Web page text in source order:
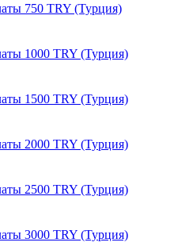
750 TRY (Турция)
1000 TRY (Турция)
1500 TRY (Турция)
2000 TRY (Турция)
2500 TRY (Турция)
3000 TRY (Турция)